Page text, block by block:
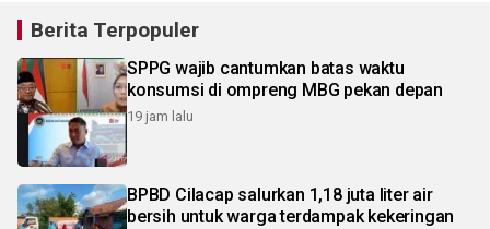
Berita Terpopuler
SPPG wajib cantumkan batas waktu
konsumsi di ompreng MBG pekan depan
19 jam lalu
BPBD Cilacap salurkan 1,18 juta liter air
bersih untuk warga terdampak kekeringan